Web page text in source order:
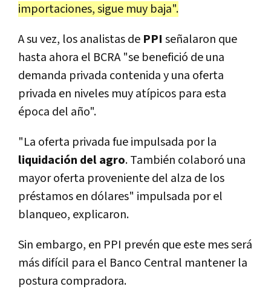
importaciones, sigue muy baja".
A su vez, los analistas de PPI señalaron que
hasta ahora el BCRA "se benefició de una
demanda privada contenida y una oferta
privada en niveles muy atípicos para esta
época del año".
"La oferta privada fue impulsada por la
liquidación del agro. También colaboró una
mayor oferta proveniente del alza de los
préstamos en dólares" impulsada por el
blanqueo, explicaron.
Sin embargo, en PPI prevén que este mes será
más difícil para el Banco Central mantener la
postura compradora.